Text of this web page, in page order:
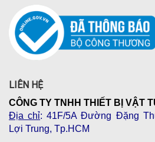
LIÊN HỆ
CÔNG TY TNHH THIẾT BỊ VẬT
Địa chỉ: 41F/5A Đường Đặng
Lợi Trung, Tp.HCM